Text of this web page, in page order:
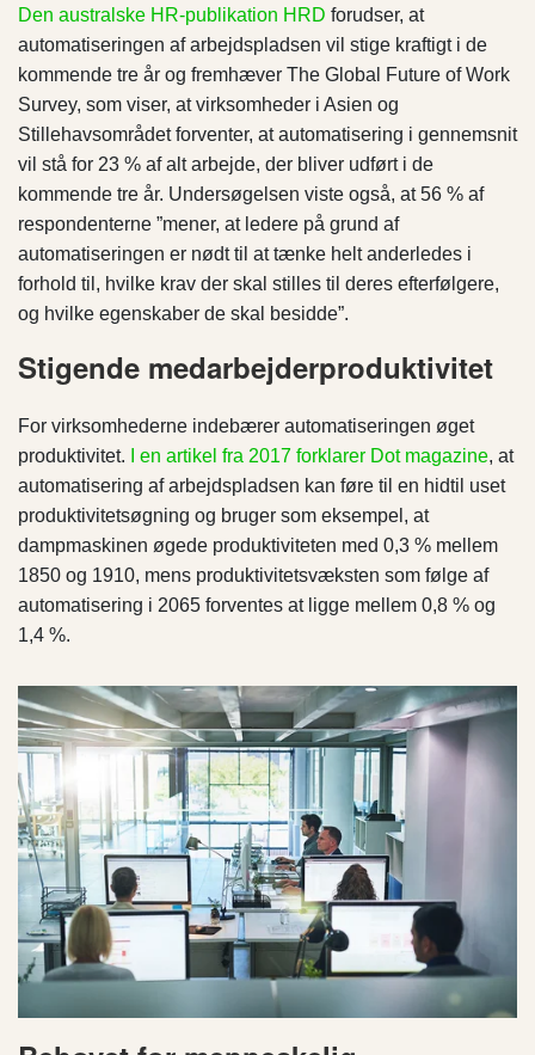
Den australske HR-publikation HRD forudser, at
automatiseringen af arbejdspladsen vil stige kraftigt i de
kommende tre år og fremhæver The Global Future of Work
Survey, som viser, at virksomheder i Asien og
Stillehavsområdet forventer, at automatisering i gennemsnit
vil stå for 23 % af alt arbejde, der bliver udført i de
kommende tre år. Undersøgelsen viste også, at 56 % af
respondenterne ”mener, at ledere på grund af
automatiseringen er nødt til at tænke helt anderledes i
forhold til, hvilke krav der skal stilles til deres efterfølgere,
og hvilke egenskaber de skal besidde”.
Stigende medarbejderproduktivitet
For virksomhederne indebærer automatiseringen øget
produktivitet.
I en artikel fra 2017 forklarer Dot magazine, at
automatisering af arbejdspladsen kan føre til en hidtil uset
produktivitetsøgning og bruger som eksempel, at
dampmaskinen øgede produktiviteten med 0,3 % mellem
1850 og 1910, mens produktivitetsvæksten som følge af
automatisering i 2065 forventes at ligge mellem 0,8 % og
1,4 %.